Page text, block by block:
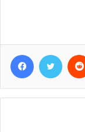
Facebook